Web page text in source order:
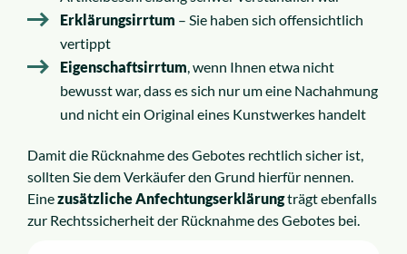
Erklärungsirrtum – Sie haben sich offensichtlich
vertippt
Eigenschaftsirrtum , wenn Ihnen etwa nicht
bewusst war, dass es sich nur um eine Nachahmung
und nicht ein Original eines Kunstwerkes handelt
Damit die Rücknahme des Gebotes rechtlich sicher ist,
sollten Sie dem Verkäufer den Grund hierfür nennen.
Einezusätzliche Anfechtungserklärungträgt ebenfalls
zur Rechtssicherheit der Rücknahme des Gebotes bei.